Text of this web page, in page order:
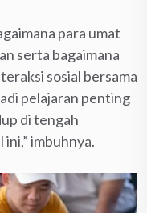
para umat
serta bagaimana
sosial bersama
pelajaran penting
di tengah
imbuhnya.